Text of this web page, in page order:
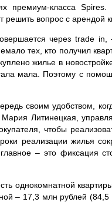
премиум-класса
решить вопрос с
через trade
тех, кто получил
жилье в
мала. Поэтому с
своим удобством,
Литинецкая,
чтобы
реализации жилья
– это фиксация
однокомнатной
– 17,3 млн рублей